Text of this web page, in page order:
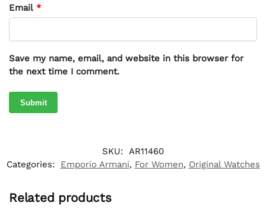
Email *
Save my name, email, and website in this browser for
the next time I comment.
SKU: AR11460
Categories:
Emporio Armani, For Women, Original Watches
Related products